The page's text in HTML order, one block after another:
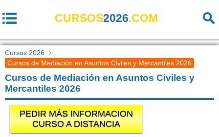
CURSOS2026.COM
Cursos 2026
Cursos de Mediación en Asuntos Civiles y Mercantiles 2026
Cursos de Mediación en Asuntos Civiles y
Mercantiles 2026
PEDIR MÁS INFORMACION
CURSO A DISTANCIA